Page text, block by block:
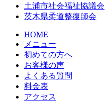
土浦市社会福祉協議会
茨木県柔道整復師会
HOME
メニュー
初めての方へ
お客様の声
よくある質問
料金表
アクセス